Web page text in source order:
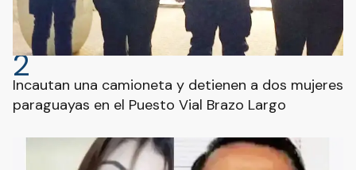
2
Incautan una camioneta y detienen a dos mujeres
paraguayas en el Puesto Vial Brazo Largo